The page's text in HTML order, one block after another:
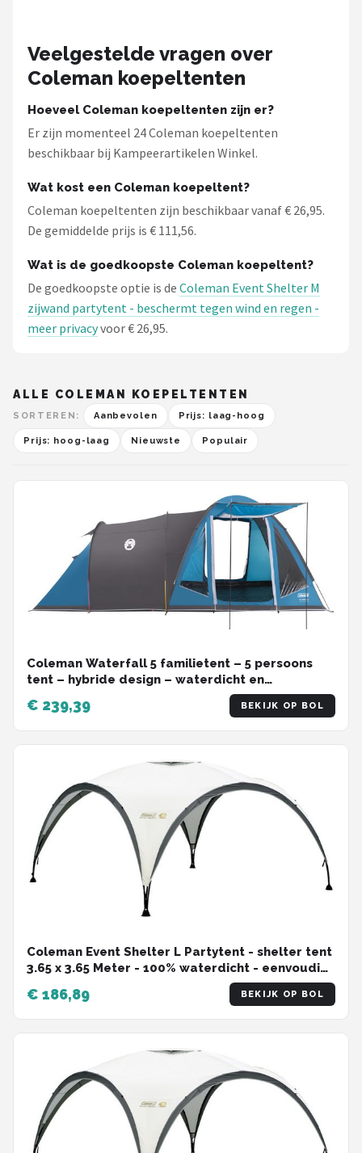
Veelgestelde vragen over
Coleman koepeltenten
Hoeveel Coleman koepeltenten zijn er?
Er zijn momenteel 24 Coleman koepeltenten
beschikbaar bij Kampeerartikelen Winkel.
Wat kost een Coleman koepeltent?
Coleman koepeltenten zijn beschikbaar vanaf € 26,95.
De gemiddelde prijs is € 111,56.
Wat is de goedkoopste Coleman koepeltent?
De goedkoopste optie is de Coleman Event Shelter M
zijwand partytent - beschermt tegen wind en regen -
meer privacyvoor € 26,95.
ALLE COLEMAN KOEPELTENTEN
SORTEREN: Aanbevolen Prijs: laag-hoog
Prijs: hoog-laag Nieuwste Populair
Coleman Waterfall 5 familietent – 5 persoons
tent – hybride design – waterdicht en
€ 239,39 BEKIJK OP BOL
Coleman Event Shelter L Partytent - shelter tent
3.65 x 3.65 Meter - 100% waterdicht - eenvoudig
opzetten - aerodynamisch design - UVGuard
technologie biedt SPF 50 zonbescherming - met
mesh pocket - tuintent incl. opbergzak -
Groen/grijs
€ 186,89 BEKIJK OP BOL